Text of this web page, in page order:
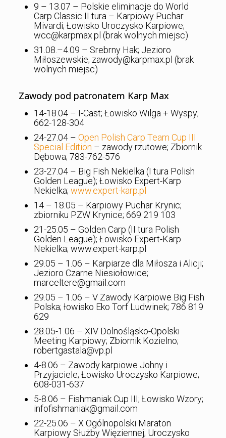
9 – 13.07 – Polskie eliminacje do World
Carp Classic II tura – Karpiowy Puchar
Mivardi; Łowisko Uroczysko Karpiowe;
wcc@karpmax.pl (brak wolnych miejsc)
31.08.–4.09 – Srebrny Hak; Jezioro
Miłoszewskie; zawody@karpmax.pl (brak
wolnych miejsc)
Zawody pod patronatem Karp Max
14-18.04 – I-Cast; Łowisko Wilga + Wyspy;
662-128-304
24-27.04 – Open Polish Carp Team Cup III
Special Edition – zawody rzutowe; Zbiornik
Dębowa; 783-762-576
23-27.04 – Big Fish Nekielka (I tura Polish
Golden League); Łowisko Expert-Karp
Nekielka; www.expert-karp.pl
14 – 18.05 – Karpiowy Puchar Krynic;
zbiorniku PZW Krynice; 669 219 103
21-25.05 – Golden Carp (II tura Polish
Golden League); Łowisko Expert-Karp
Nekielka; www.expert-karp.pl
29.05 – 1.06 – Karpiarze dla Miłosza i Alicji;
Jezioro Czarne Niesiołowice;
marceltere@gmail.com
29.05 – 1.06 – V Zawody Karpiowe Big Fish
Polska; łowisko Eko Torf Ludwinek; 786 819
629
28.05-1.06 – XIV Dolnośląsko-Opolski
Meeting Karpiowy; Zbiornik Kozielno;
robertgastala@vp.pl
4-8.06 – Zawody karpiowe Johny i
Przyjaciele; Łowisko Uroczysko Karpiowe;
608-031-637
5-8.06 – Fishmaniak Cup III; Łowisko Wzory;
infofishmaniak@gmail.com
22-25.06 – X Ogólnopolski Maraton
Karpiowy Służby Więziennej; Uroczysko